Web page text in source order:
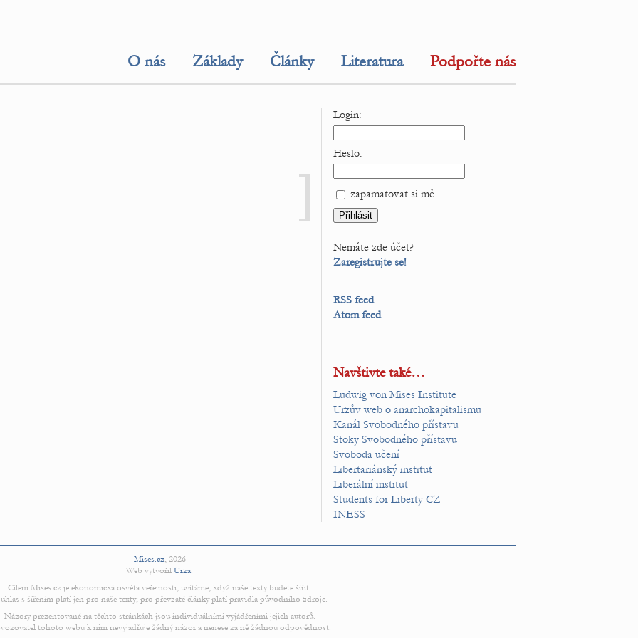
O nás Základy Články Literatura Podpořte nás
Login:
Heslo:
zapamatovat si mě
Nemáte zde účet?
Zaregistrujte se!
RSS feed
Atom feed
Navštivte také…
Ludwig von Mises Institute
Urzův web o anarchokapitalismu
Kanál Svobodného přístavu
Stoky Svobodného přístavu
Svoboda učení
Libertariánský institut
Liberální institut
Students for Liberty CZ
INESS
Mises.cz, 2026
Web vytvořil Urza.
Cílem Mises.cz je ekonomická osvěta veřejnosti; uvítáme, když naše texty budete šířit.
s šířením platí jen pro naše texty; pro převzaté články platí pravidla původního zdroje.
Názory prezentované na těchto stránkách jsou individuálními vyjádřeními jejich autorů.
tohoto webu k nim nevyjadřuje žádný názor a nenese za ně žádnou odpovědnost.